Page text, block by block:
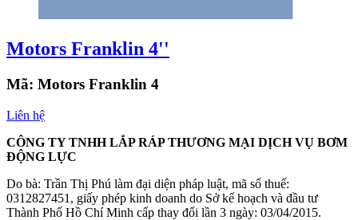
Motors Franklin 4''
Mã: Motors Franklin 4
Liên hệ
CÔNG TY TNHH LẮP RÁP THƯƠNG MẠI DỊCH VỤ BƠM
ĐỘNG LỰC
Do bà: Trần Thị Phú làm đại diện pháp luật, mã số thuế:
0312827451, giấy phép kinh doanh do Sở kế hoạch và đầu tư
Thành Phố Hồ Chí Minh cấp thay đổi lần 3 ngày: 03/04/2015.